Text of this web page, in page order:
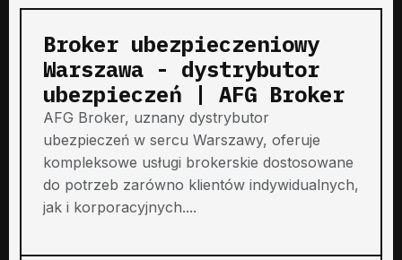
Broker ubezpieczeniowy
Warszawa - dystrybutor
ubezpieczeń | AFG Broker
AFG Broker, uznany dystrybutor
ubezpieczeń w sercu Warszawy, oferuje
kompleksowe usługi brokerskie dostosowane
do potrzeb zarówno klientów indywidualnych,
jak i korporacyjnych....